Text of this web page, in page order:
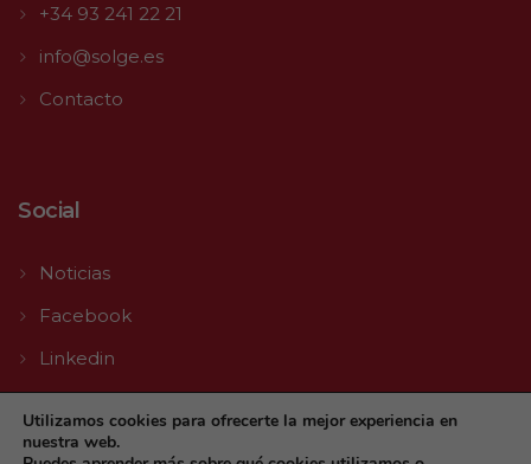
+34 93 241 22 21
info@solge.es
Contacto
Social
Noticias
Facebook
Linkedin
Youtube
Utilizamos cookies para ofrecerte la mejor experiencia en
nuestra web.